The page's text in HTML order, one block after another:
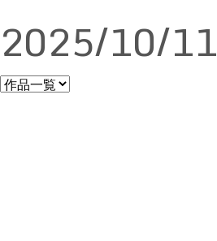
2025/10/11